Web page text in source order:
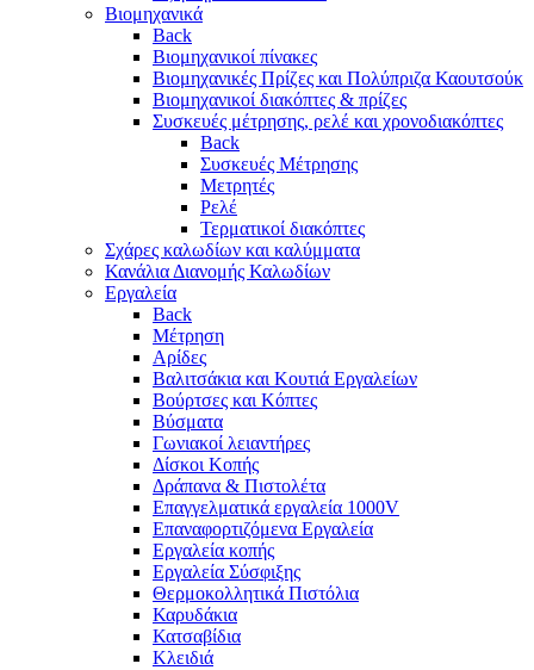
Βιομηχανικά
Back
Βιομηχανικοί πίνακες
Βιομηχανικές Πρίζες και Πολύπριζα Καουτσούκ
Βιομηχανικοί διακόπτες & πρίζες
Συσκευές μέτρησης, ρελέ και χρονοδιακόπτες
Back
Συσκευές Μέτρησης
Μετρητές
Ρελέ
Τερματικοί διακόπτες
Σχάρες καλωδίων και καλύμματα
Κανάλια Διανομής Καλωδίων
Εργαλεία
Back
Μέτρηση
Αρίδες
Βαλιτσάκια και Κουτιά Εργαλείων
Βούρτσες και Κόπτες
Βύσματα
Γωνιακοί λειαντήρες
Δίσκοι Κοπής
Δράπανα & Πιστολέτα
Επαγγελματικά εργαλεία 1000V
Επαναφορτιζόμενα Εργαλεία
Εργαλεία κοπής
Εργαλεία Σύσφιξης
Θερμοκολλητικά Πιστόλια
Καρυδάκια
Κατσαβίδια
Κλειδιά